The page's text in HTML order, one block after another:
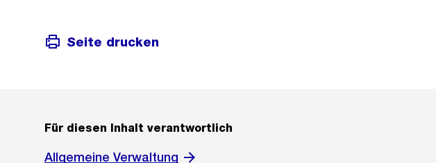
Seite drucken
Für diesen Inhalt verantwortlich
Allgemeine Verwaltung